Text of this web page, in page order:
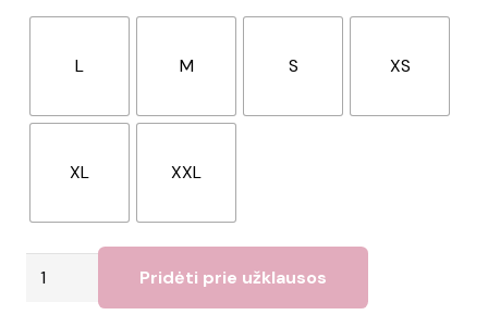
L M S XS
XL XXL
produkto
Pridėti prie užklausos